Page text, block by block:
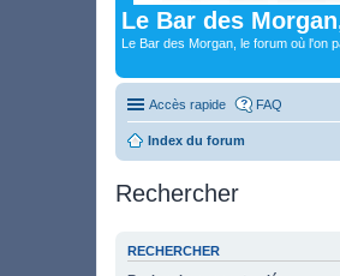
Le Bar des
Le Bar des Morgan, le forum où l'on
Accès rapide FAQ
Index du forum
Rechercher
RECHERCHER